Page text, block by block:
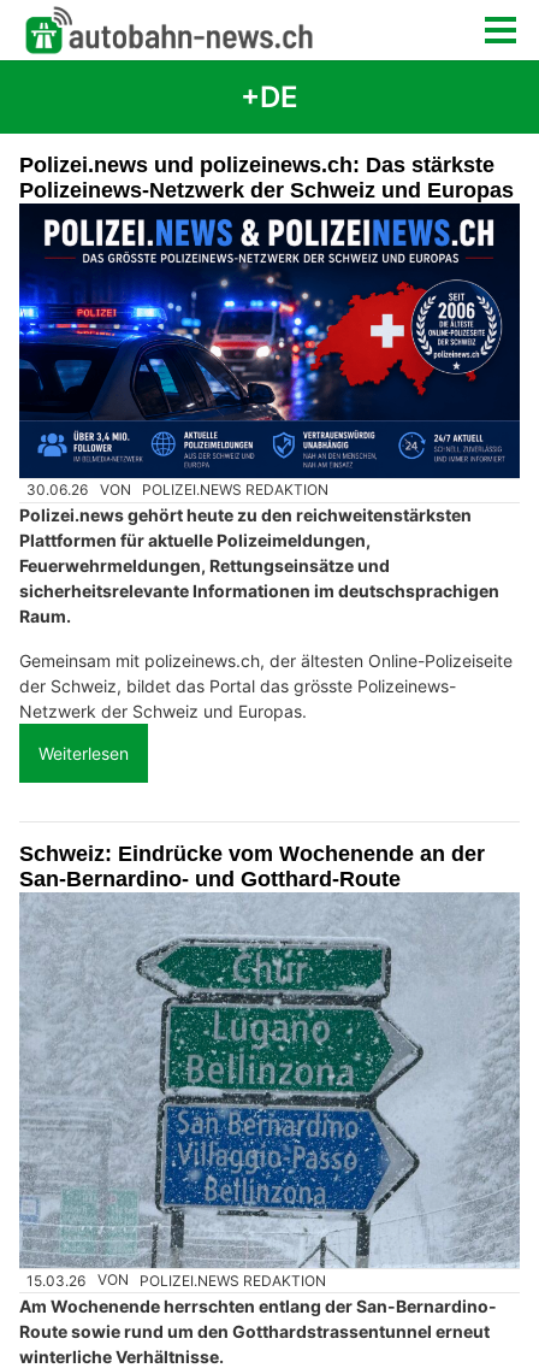
+DE
Polizei.news und polizeinews.ch: Das stärkste
Polizeinews-Netzwerk der Schweiz und Europas
30.06.26 VON POLIZEI.NEWS REDAKTION
Polizei.news gehört heute zu den reichweitenstärksten
Plattformen für aktuelle Polizeimeldungen,
Feuerwehrmeldungen, Rettungseinsätze und
sicherheitsrelevante Informationen im deutschsprachigen
Raum.
Gemeinsam mit polizeinews.ch, der ältesten Online-Polizeiseite
der Schweiz, bildet das Portal das grösste Polizeinews-
Netzwerk der Schweiz und Europas.
Weiterlesen
Schweiz: Eindrücke vom Wochenende an der
San-Bernardino- und Gotthard-Route
15.03.26 VON POLIZEI.NEWS REDAKTION
Am Wochenende herrschten entlang der San-Bernardino-
Route sowie rund um den Gotthardstrassentunnel erneut
winterliche Verhältnisse.